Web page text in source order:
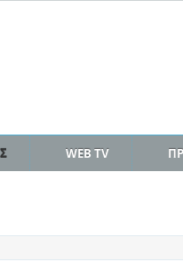
WEB TV